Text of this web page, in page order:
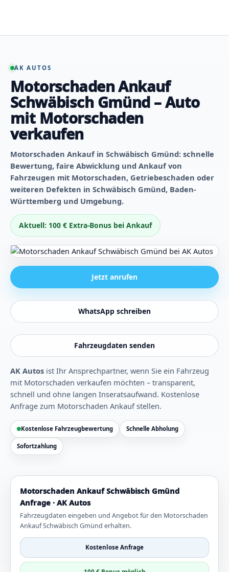
springen
AK AUTOS
Motorschaden Ankauf
Schwäbisch Gmünd – Auto
mit Motorschaden
verkaufen
Motorschaden Ankauf in Schwäbisch Gmünd: schnelle
Bewertung, faire Abwicklung und Ankauf von
Fahrzeugen mit Motorschaden, Getriebeschaden oder
weiteren Defekten in Schwäbisch Gmünd, Baden-
Württemberg und Umgebung.
Aktuell: 100 € Extra-Bonus bei Ankauf
Jetzt anrufen
WhatsApp schreiben
Fahrzeugdaten senden
AK Autos ist Ihr Ansprechpartner, wenn Sie ein Fahrzeug
mit Motorschaden verkaufen möchten – transparent,
schnell und ohne langen Inseratsaufwand. Kostenlose
Anfrage zum Motorschaden Ankauf stellen.
Kostenlose Fahrzeugbewertung Schnelle Abholung
Sofortzahlung
Motorschaden Ankauf Schwäbisch Gmünd
Anfrage · AK Autos
Fahrzeugdaten eingeben und Angebot für den Motorschaden
Ankauf Schwäbisch Gmünd erhalten.
Kostenlose Anfrage